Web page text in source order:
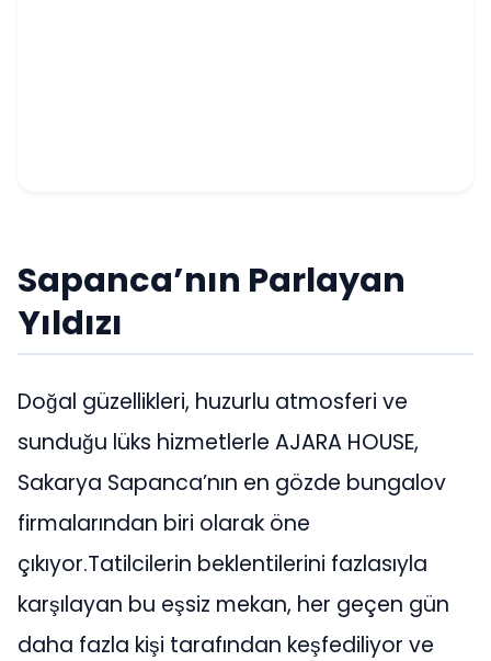
Sapanca’nın Parlayan
Yıldızı
Doğal güzellikleri, huzurlu atmosferi ve
sunduğu lüks hizmetlerle AJARA HOUSE,
Sakarya Sapanca’nın en gözde bungalov
firmalarından biri olarak öne
çıkıyor.Tatilcilerin beklentilerini fazlasıyla
karşılayan bu eşsiz mekan, her geçen gün
daha fazla kişi tarafından keşfediliyor ve